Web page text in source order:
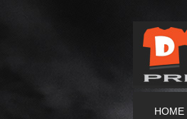
HOME